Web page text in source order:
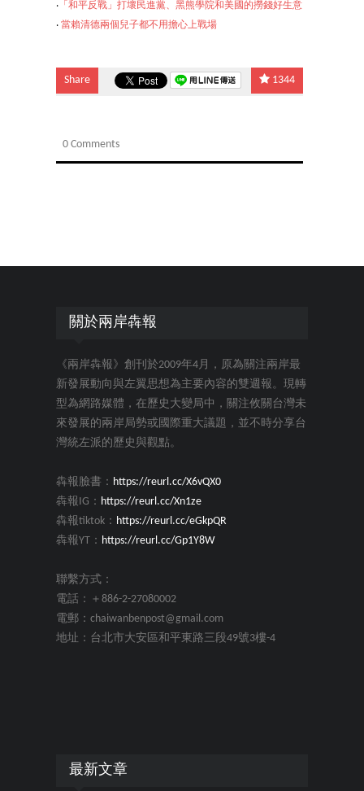
‧ 「和平反戰」打壞民進黨、黑熊學院和美國的撈錢好生意
‧ 當賴清德兩個兒子都不用擔心上戰場
Share 1344
0 Comments
關於兩岸犇報
《兩岸犇報》創刊於2009年4月，原為關注兩岸最
新發展動向與左翼思想為主要內容的雙週報。現轉
型為網路媒體，在歷史大變局中，關注攸關台灣未
來發展的兩岸局勢或國際重大議題，並不時分享台
灣統左派的歷史與觀點。
犇報臉書： https://reurl.cc/X6vQX0
犇報IG： https://reurl.cc/Xn1ze
犇報tiktok： https://reurl.cc/eGkpQR
犇報YT： https://reurl.cc/Gp1Y8W
聯繫方式：
電話：＋886-2-27080002
電郵：chaiwanbenpost@gmail.com
地址：台北市大安區和平東路三段49號3樓-4
最新文章